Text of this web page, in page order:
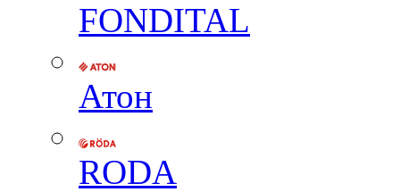
FONDITAL
Атон
RODA